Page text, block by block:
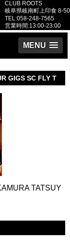
CLUB ROOTS
岐阜県岐南町上印食 8-50
TEL:058-248-7565
営業時間:13:00-23:00
MENU
GIGS SC FLY T
TATSUY